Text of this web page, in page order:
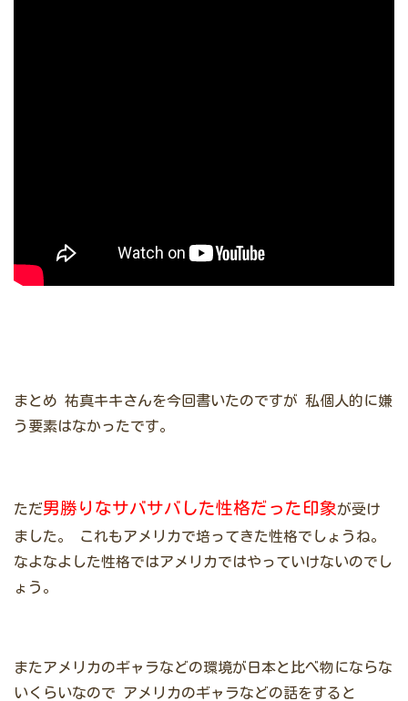
まとめ 祐真キキさんを今回書いたのですが 私個人的に嫌
う要素はなかったです。
ただ男勝りなサバサバした性格だった印象が受け
ました。
これもアメリカで培ってきた性格でしょうね。
なよなよした性格ではアメリカではやっていけないのでし
ょう。
またアメリカのギャラなどの環境が日本と比べ物にならな
いくらいなので アメリカのギャラなどの話をすると